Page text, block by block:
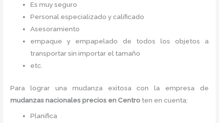
Es muy seguro
Personal especializado y calificado
Asesoramiento
empaque y empapelado de todos los objetos a
transportar sin importar el tamaño
etc.
Para lograr una mudanza exitosa con la empresa de
mudanzas nacionales precios en Centro ten en cuenta:
Planifica